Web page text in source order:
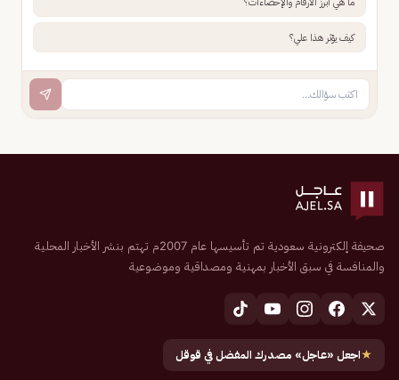
كيف يؤثر هذا علي؟
صحيفة إلكترونية سعودية تم تأسيسها عام 2007م تهتم بنشر الأخبار المحلية
والمنافسة في سبق الأخبار بمهنية ومصداقية وموضوعية
★اجعل «عاجل» مصدرك المفضل في قوقل